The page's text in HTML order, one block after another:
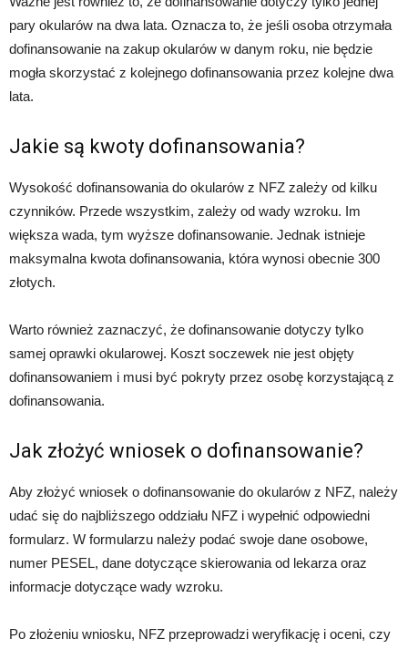
pary okularów na dwa lata. Oznacza to, że jeśli osoba otrzymała
dofinansowanie na zakup okularów w danym roku, nie będzie
mogła skorzystać z kolejnego dofinansowania przez kolejne dwa
lata.
Jakie są kwoty dofinansowania?
Wysokość dofinansowania do okularów z NFZ zależy od kilku
czynników. Przede wszystkim, zależy od wady wzroku. Im
większa wada, tym wyższe dofinansowanie. Jednak istnieje
maksymalna kwota dofinansowania, która wynosi obecnie 300
złotych.
Warto również zaznaczyć, że dofinansowanie dotyczy tylko
samej oprawki okularowej. Koszt soczewek nie jest objęty
dofinansowaniem i musi być pokryty przez osobę korzystającą z
dofinansowania.
Jak złożyć wniosek o dofinansowanie?
Aby złożyć wniosek o dofinansowanie do okularów z NFZ, należy
udać się do najbliższego oddziału NFZ i wypełnić odpowiedni
formularz. W formularzu należy podać swoje dane osobowe,
numer PESEL, dane dotyczące skierowania od lekarza oraz
informacje dotyczące wady wzroku.
Po złożeniu wniosku, NFZ przeprowadzi weryfikację i oceni, czy